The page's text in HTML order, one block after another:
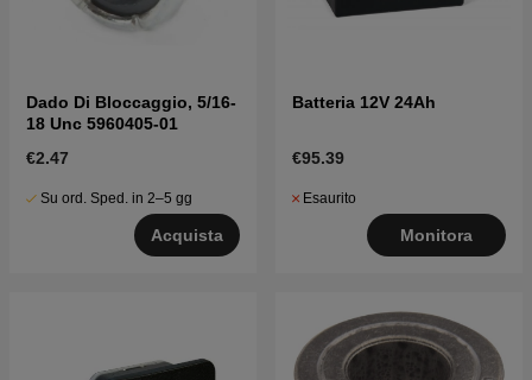
Dado Di Bloccaggio, 5/16-
18 Unc 5960405-01
€2.47
Su ord. Sped. in 2–5 gg
Acquista
Batteria 12V 24Ah
€95.39
Esaurito
Monitora